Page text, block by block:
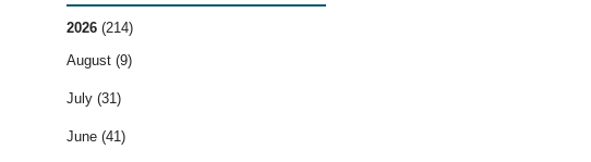
2026 (214)
August (9)
July (31)
June (41)